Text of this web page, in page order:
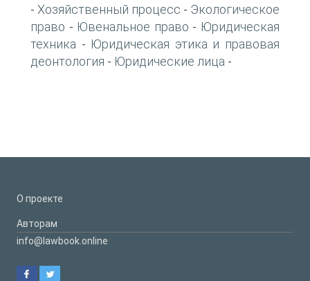
- Хозяйственный процесс - Экологическое
право - Ювенальное право - Юридическая
техника - Юридическая этика и правовая
деонтология - Юридические лица -
О проекте
Авторам
info@lawbook.online